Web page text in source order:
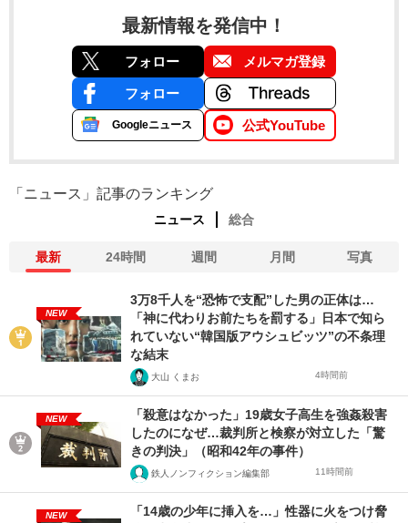
最新情報を発信中！
フォロー メルマガ登録
フォロー
Googleニュース 公式YouTube
「ニュース」記事のランキング
ニュース 総合
最新 24時間 週間 月間 写真
NEW
3万8千人を“恐怖で支配”した男の正体は…
「神に代わりお前たちを罰する」日本で知ら
れていない“韓国版アウシュビッツ”の不条理
な結末
大山 くまお 4時間前
NEW
「殺意はなかった」19歳女子高生を強姦殺害
したのになぜ…裁判所と検察が対立した「驚
きの判決」（昭和42年の事件）
鉄人ノンフィクション編集部 11時間前
NEW
「14歳の少年に挿入を…」性器に火をつけ脅